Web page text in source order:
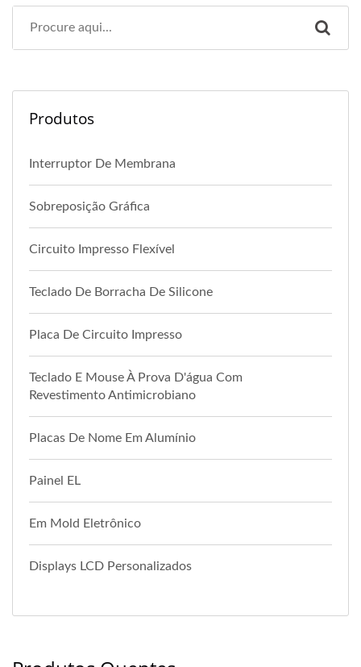
Produtos
Interruptor De Membrana
Sobreposição Gráfica
Circuito Impresso Flexível
Teclado De Borracha De Silicone
Placa De Circuito Impresso
Teclado E Mouse À Prova D'água Com
Revestimento Antimicrobiano
Placas De Nome Em Alumínio
Painel EL
Em Mold Eletrônico
Displays LCD Personalizados